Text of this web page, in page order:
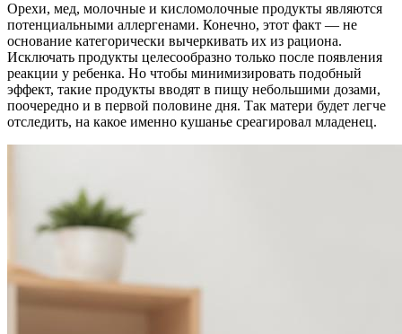
Орехи, мед, молочные и кисломолочные продукты являются
потенциальными аллергенами. Конечно, этот факт — не
основание категорически вычеркивать их из рациона.
Исключать продукты целесообразно только после появления
реакции у ребенка. Но чтобы минимизировать подобный
эффект, такие продукты вводят в пищу небольшими дозами,
поочередно и в первой половине дня. Так матери будет легче
отследить, на какое именно кушанье среагировал младенец.